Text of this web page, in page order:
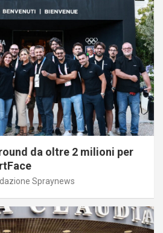
da oltre 2 milioni per
Spraynews